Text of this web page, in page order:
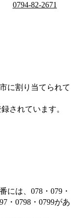
0794-82-2671
に割り当てられて
されています。
には、078・079・
・0798・0799があ